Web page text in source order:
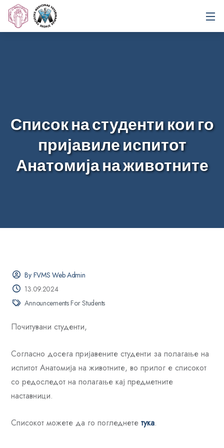
Список на студенти кои го
пријавиле испитот
Анатомија на животните
By FVMS Web Admin
13.09.2024
Announcements For Students
Почитувани студенти,
Согласно досега пријавените студенти за полагање на
испитот Анатомија на животните, во прилог е списокот
со редоследот на полагање кај предметните
наставници.
Списокот можете да го погледнете тука.